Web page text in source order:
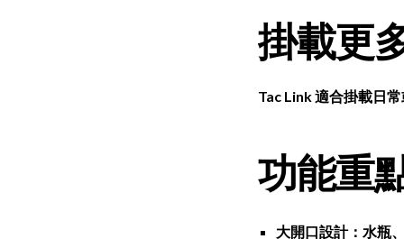
掛載更
Tac Link 適合掛載日
功能重
大開口設計：水瓶